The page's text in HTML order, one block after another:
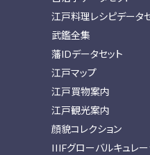
江戸料理レシピデータ
武鑑全集
藩IDデータセット
江戸マップ
江戸買物案内
江戸観光案内
顔貌コレクション
IIIFグローバルキュレー